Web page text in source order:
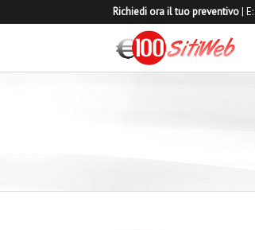
Richiedi ora il tuo preventivo| E: